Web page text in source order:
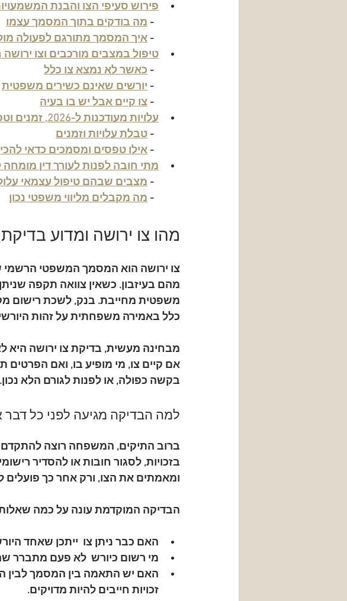
פירוש סעיפי הצו והבנת
מה בודקים בתוך המסמך עצמו
איך המסמך מתורגם לפעולה
טיפול במצבים מורכבים וצו
כאשר לא נמצא צו כלל
יורשים שאינם כשירים משפטית
צו קיים אבל יש בו בעיה
עלויות מעודכנות ל-2026, זמנים וטפסים נדרשים
טבלת עלויות וזמנים
אילו טפסים ומסמכים כדאי
מתי חובה לפנות לעורך דין מומחה
מצבים שבהם טיפול עצמאי
מה מקבלים מליווי משפטי נכון
מהו צו ירושה ומדוע
צו ירושה הוא המסמך המשפטי הרשמי
מהם בעיזבון. כשאין צוואה תקפה
משפטית מחייבת. בנק, לשכת רישום
כלל באמירה משפחתית על זהות
מבחינה מעשית, בדיקת צו ירושה היא
אם קיים צו, מי מופיע בו, ואם הפרטים
בקשה כפולה, או לפנות לגורם הלא נכון.
למה הבדיקה מגיעה לפני כל
ברוב התיקים, המשפחה רוצה
בזכויות, לסגור חובות או להסדיר
ומאמתים את הצו, ורק אחר כך פועלים
הבדיקה המוקדמת עונה על כמה שאלות
האם כבר ניתן צו
ייתכן שאחד
מי רשום כיורש
לא פעם מתברר
האם יש התאמה בין המסמך לבין
זכויות חייבים להיות מדויקים.